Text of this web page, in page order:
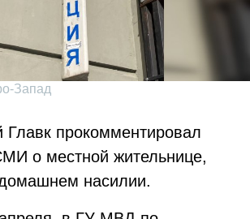
Запад
Главк прокомментировал
о местной жительнице,
насилии.